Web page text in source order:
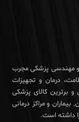
و مهندسی پزشکی مجرب
درمان و تجهیزات
برترین کالای پزشکی
و مراکز درمانی
داشته است.